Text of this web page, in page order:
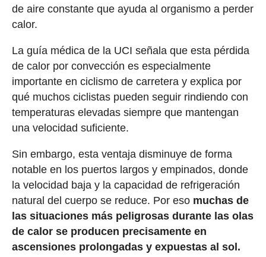
de aire constante que ayuda al organismo a perder
calor.
La guía médica de la UCI señala que esta pérdida
de calor por convección es especialmente
importante en ciclismo de carretera y explica por
qué muchos ciclistas pueden seguir rindiendo con
temperaturas elevadas siempre que mantengan
una velocidad suficiente.
Sin embargo, esta ventaja disminuye de forma
notable en los puertos largos y empinados, donde
la velocidad baja y la capacidad de refrigeración
natural del cuerpo se reduce. Por esomuchas de
las situaciones más peligrosas durante las olas
de calor se producen precisamente en
ascensiones prolongadas y expuestas al sol.